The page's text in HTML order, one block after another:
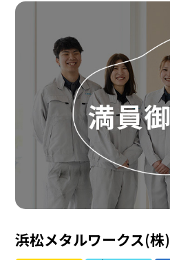
浜松メタルワークス(株)